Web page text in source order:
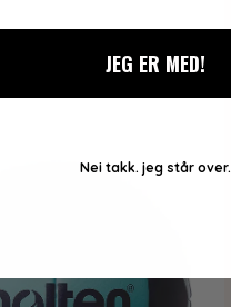
JEG ER MED!
Nei takk. jeg står over.